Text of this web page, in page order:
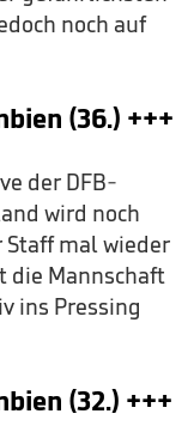
noch auf
(36.) +++
der DFB-
wird noch
mal wieder
die Mannschaft
ins Pressing
(32.) +++